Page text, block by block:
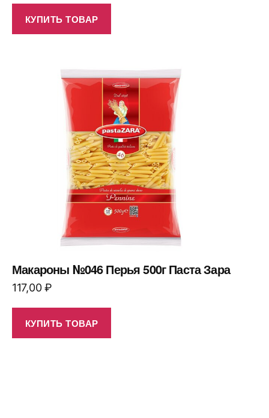
КУПИТЬ ТОВАР
Макароны №046 Перья 500г Паста Зара
117,00₽
КУПИТЬ ТОВАР